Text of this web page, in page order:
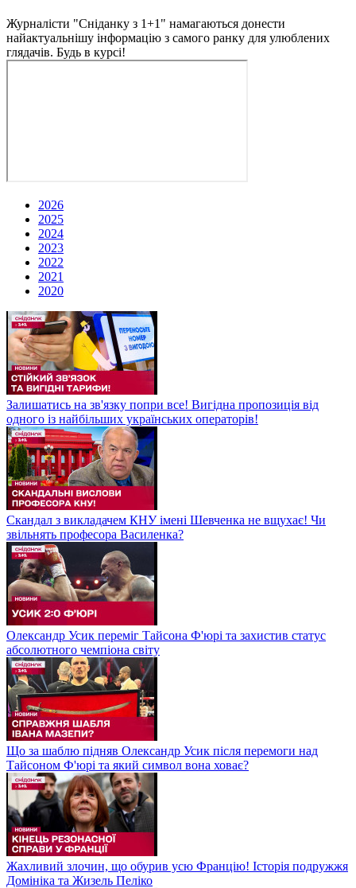
Журналісти "Сніданку з 1+1" намагаються донести
найактуальнішу інформацію з самого ранку для улюблених
глядачів. Будь в курсі!
2026
2025
2024
2023
2022
2021
2020
Залишатись на зв'язку попри все! Вигідна пропозиція від
одного із найбільших українських операторів!
Скандал з викладачем КНУ імені Шевченка не вщухає! Чи
звільнять професора Василенка?
Олександр Усик переміг Тайсона Ф'юрі та захистив статус
абсолютного чемпіона світу
Що за шаблю підняв Олександр Усик після перемоги над
Тайсоном Ф'юрі та який символ вона ховає?
Жахливий злочин, що обурив усю Францію! Історія подружжя
Домініка та Жизель Пеліко